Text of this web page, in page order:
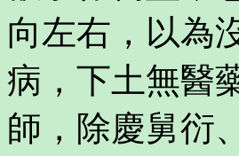
向左右，以為
病，下土無醫
師，除慶舅衍